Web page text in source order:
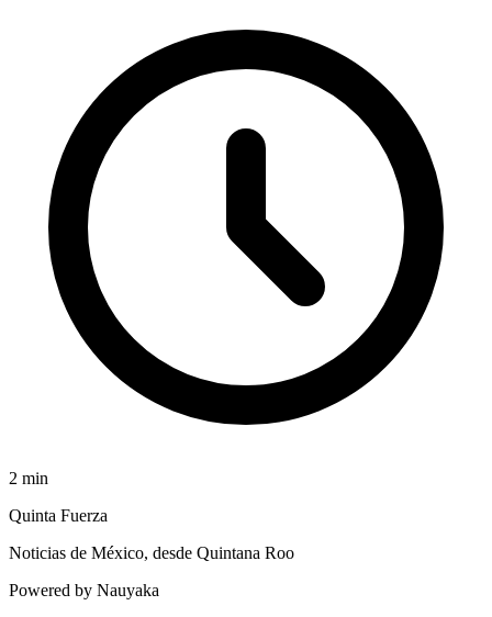
2 min
Quinta Fuerza
Noticias de México, desde Quintana Roo
Powered by Nauyaka